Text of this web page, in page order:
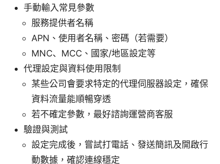
手動輸入常見參數
服務提供者名稱
APN、使用者名稱、密碼（若需要）
MNC、MCC、國家/地區設定等
代理設定與資料使用限制
某些公司會要求特定的代理伺服器設定，確保
資料流量能順暢穿透
若不確定參數，最好諮詢運營商客服
驗證與測試
設定完成後，嘗試打電話、發送簡訊及開啟行
動數據，確認連線穩定